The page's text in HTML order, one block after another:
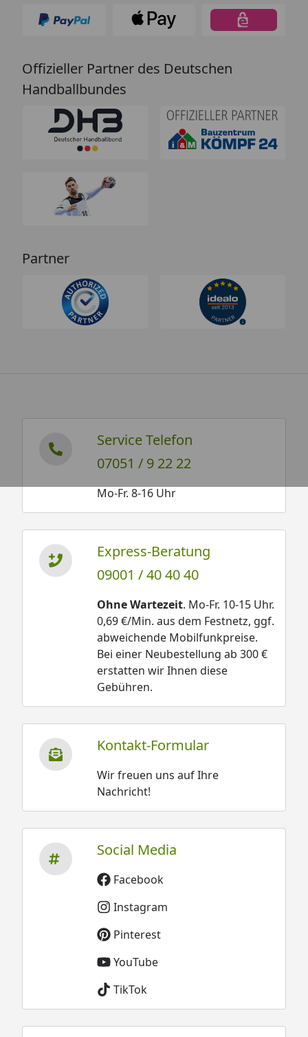
Offizieller Partner des Deutschen
Handballbundes
Partner
Service Telefon
07051 / 9 22 22
Mo-Fr. 8-16 Uhr
Express-Beratung
09001 / 40 40 40
Ohne Wartezeit. Mo-Fr. 10-15 Uhr.
0,69 €/Min. aus dem Festnetz, ggf.
abweichende Mobilfunkpreise.
Bei einer Neubestellung ab 300 €
erstatten wir Ihnen diese
Gebühren.
Kontakt-Formular
Wir freuen uns auf Ihre
Nachricht!
Social Media
Facebook
Instagram
Pinterest
YouTube
TikTok